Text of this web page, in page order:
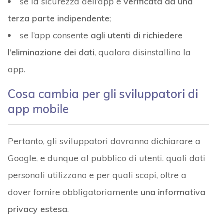
terza parte indipendente;
se l’app consente agli utenti di richiedere
l’eliminazione dei dati, qualora disinstallino la
app.
Cosa cambia per gli sviluppatori di
app mobile
Pertanto, gli sviluppatori dovranno dichiarare a
Google, e dunque al pubblico di utenti, quali dati
personali utilizzano e per quali scopi, oltre a
dover fornire obbligatoriamente una informativa
privacy estesa.